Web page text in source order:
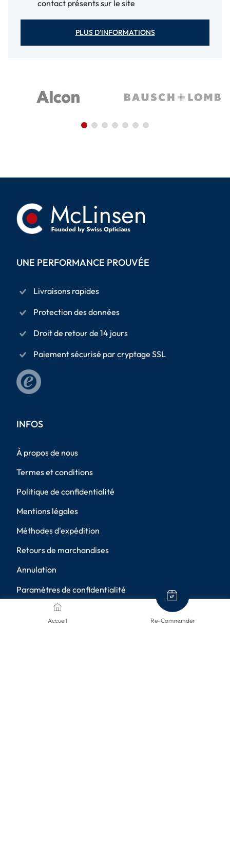
Accueil Re-Commander
contact présents sur le site
PLUS D'INFORMATIONS
UNE PERFORMANCE PROUVÉE
Livraisons rapides
Protection des données
Droit de retour de 14 jours
Paiement sécurisé par cryptage SSL
INFOS
À propos de nous
Termes et conditions
Politique de confidentialité
Mentions légales
Méthodes d'expédition
Retours de marchandises
Annulation
Paramètres de confidentialité
MÉTHODES DE PAIEMENT